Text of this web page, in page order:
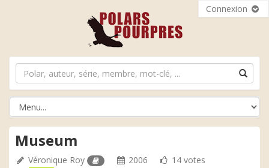
Connexion
Museum
Véronique Roy 2006 14 votes